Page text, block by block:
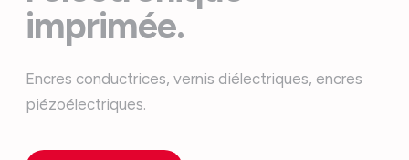
imprimée.
Encres conductrices, vernis diélectriques, encres
piézoélectriques.